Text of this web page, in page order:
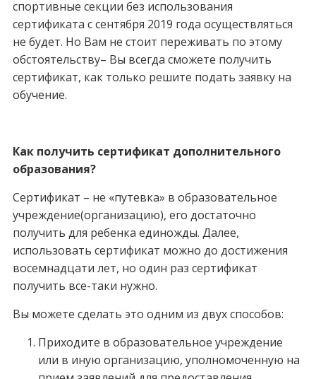
спортивные секции без использования
сертификата с сентября 2019 года осуществляться
не будет. Но Вам не стоит переживать по этому
обстоятельству– Вы всегда сможете получить
сертификат, как только решите подать заявку на
обучение.
Как получить сертификат дополнительного
образования?
Сертификат – не «путевка» в образовательное
учреждение(организацию), его достаточно
получить для ребенка единожды. Далее,
использовать сертификат можно до достижения
восемнадцати лет, но один раз сертификат
получить все-таки нужно.
Вы можете сделать это одним из двух способов:
Приходите в образовательное учреждение
или в иную организацию, уполномоченную на